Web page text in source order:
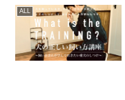
ALL